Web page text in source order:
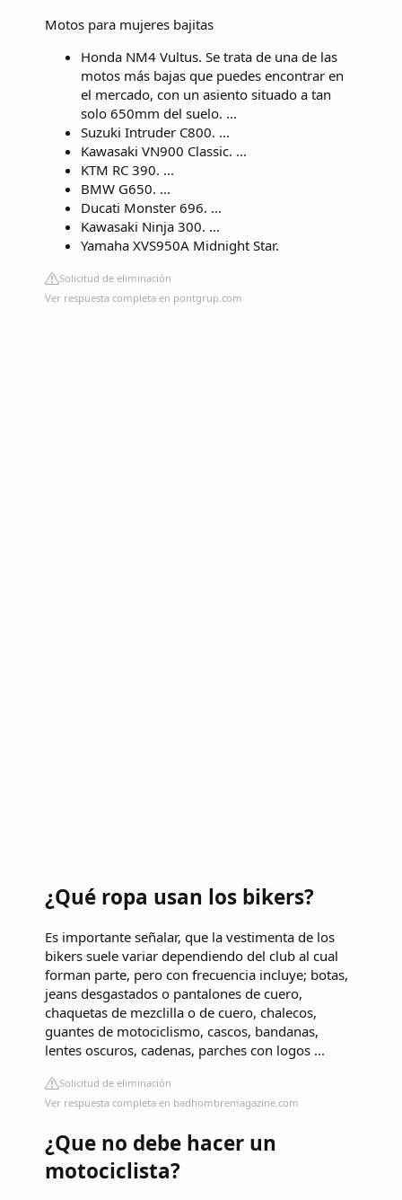
Motos para mujeres bajitas
Honda NM4 Vultus. Se trata de una de las
motos más bajas que puedes encontrar en
el mercado, con un asiento situado a tan
solo 650mm del suelo. ...
Suzuki Intruder C800. ...
Kawasaki VN900 Classic. ...
KTM RC 390. ...
BMW G650. ...
Ducati Monster 696. ...
Kawasaki Ninja 300. ...
Yamaha XVS950A Midnight Star.
Solicitud de eliminación
Ver respuesta completa en pontgrup.com
¿Qué ropa usan los bikers?
Es importante señalar, que la vestimenta de los
bikers suele variar dependiendo del club al cual
forman parte, pero con frecuencia incluye; botas,
jeans desgastados o pantalones de cuero,
chaquetas de mezclilla o de cuero, chalecos,
guantes de motociclismo, cascos, bandanas,
lentes oscuros, cadenas, parches con logos ...
Solicitud de eliminación
Ver respuesta completa en badhombremagazine.com
¿Que no debe hacer un
motociclista?